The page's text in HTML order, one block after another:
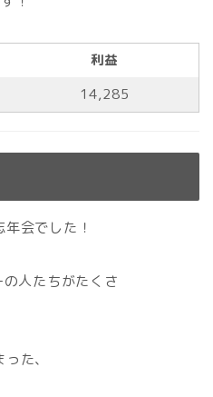
利益
14,285
会でした！
人たちがたくさ
た、